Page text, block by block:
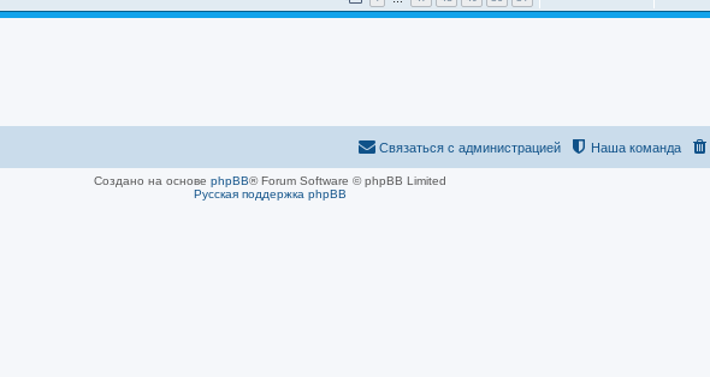
Наша команда
Связаться с администрацией
Создано на основе phpBB® Forum Software © phpBB Limited
Русская поддержка phpBB